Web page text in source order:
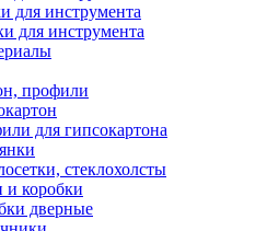
для инструмента
для инструмента
профили
для гипсокартона
стеклохолсты
коробки
дверные